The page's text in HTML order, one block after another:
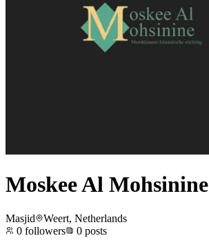
Moskee Al Mohsinine
Masjid
Weert, Netherlands
0 followers 0 posts